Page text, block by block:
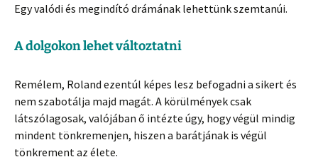
Egy valódi és megindító drámának lehettünk szemtanúi.
A dolgokon lehet változtatni
Remélem, Roland ezentúl képes lesz befogadni a sikert és
nem szabotálja majd magát. A körülmények csak
látszólagosak, valójában ő intézte úgy, hogy végül mindig
mindent tönkremenjen, hiszen a barátjának is végül
tönkrement az élete.